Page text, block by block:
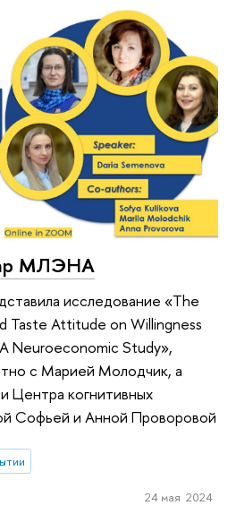
МЛЭНА
исследование «The
Taste Attitude on Willingness
Neuroeconomic Study»,
с Марией Молодчик, а
Центра когнитивных
Софьей и Анной Проворовой
24 мая 2024